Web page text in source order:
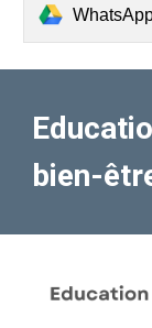
WhatsApp
bien-